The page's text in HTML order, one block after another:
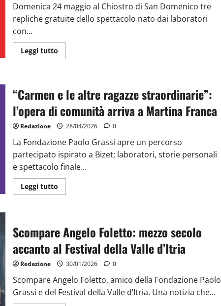
Domenica 24 maggio al Chiostro di San Domenico tre
repliche gratuite dello spettacolo nato dai laboratori
con...
Leggi tutto
“Carmen e le altre ragazze straordinarie”:
l’opera di comunità arriva a Martina Franca
Redazione 28/04/2026 0
La Fondazione Paolo Grassi apre un percorso
partecipato ispirato a Bizet: laboratori, storie personali
e spettacolo finale...
Leggi tutto
Scompare Angelo Foletto: mezzo secolo
accanto al Festival della Valle d’Itria
Redazione 30/01/2026 0
Scompare Angelo Foletto, amico della Fondazione Paolo
Grassi e del Festival della Valle d’Itria. Una notizia che...